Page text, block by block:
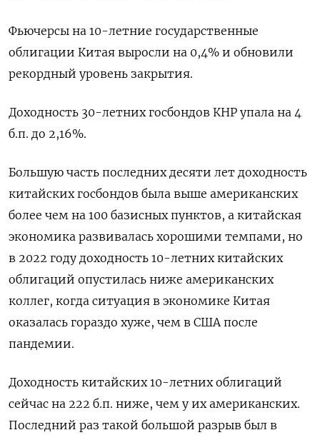
Фьючерсы на 10-летние государственные
облигации Китая выросли на 0,4% и обновили
рекордный уровень закрытия.
Доходность 30-летних госбондов КНР упала на 4
б.п. до 2,16%.
Большую часть последних десяти лет доходность
китайских госбондов была выше американских
более чем на 100 базисных пунктов, а китайская
экономика развивалась хорошими темпами, но
в 2022 году доходность 10-летних китайских
облигаций опустилась ниже американских
коллег, когда ситуация в экономике Китая
оказалась гораздо хуже, чем в США после
пандемии.
Доходность китайских 10-летних облигаций
сейчас на 222 б.п. ниже, чем у их американских.
Последний раз такой большой разрыв был в